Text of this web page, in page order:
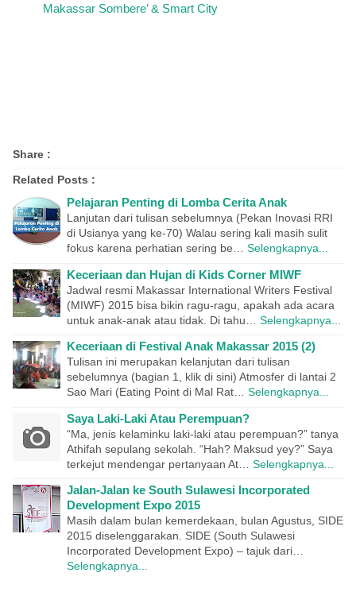
Makassar Sombere’ & Smart City
Share :
Related Posts :
Pelajaran Penting di Lomba Cerita Anak
Lanjutan dari tulisan sebelumnya (Pekan Inovasi RRI
di Usianya yang ke-70) Walau sering kali masih sulit
fokus karena perhatian sering be… Selengkapnya...
Keceriaan dan Hujan di Kids Corner MIWF
Jadwal resmi Makassar International Writers Festival
(MIWF) 2015 bisa bikin ragu-ragu, apakah ada acara
untuk anak-anak atau tidak. Di tahu…
Selengkapnya...
Keceriaan di Festival Anak Makassar 2015 (2)
Tulisan ini merupakan kelanjutan dari tulisan
sebelumnya (bagian 1, klik di sini) Atmosfer di lantai 2
Sao Mari (Eating Point di Mal Rat… Selengkapnya...
Saya Laki-Laki Atau Perempuan?
“Ma, jenis kelaminku laki-laki atau perempuan?” tanya
Athifah sepulang sekolah. “Hah? Maksud yey?” Saya
terkejut mendengar pertanyaan At…
Selengkapnya...
Jalan-Jalan ke South Sulawesi Incorporated
Development Expo 2015
Masih dalam bulan kemerdekaan, bulan Agustus, SIDE
2015 diselenggarakan. SIDE (South Sulawesi
Incorporated Development Expo) – tajuk dari…
Selengkapnya...